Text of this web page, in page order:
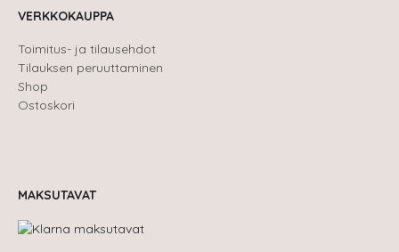
VERKKOKAUPPA
Toimitus- ja tilausehdot
Tilauksen peruuttaminen
Shop
Ostoskori
MAKSUTAVAT